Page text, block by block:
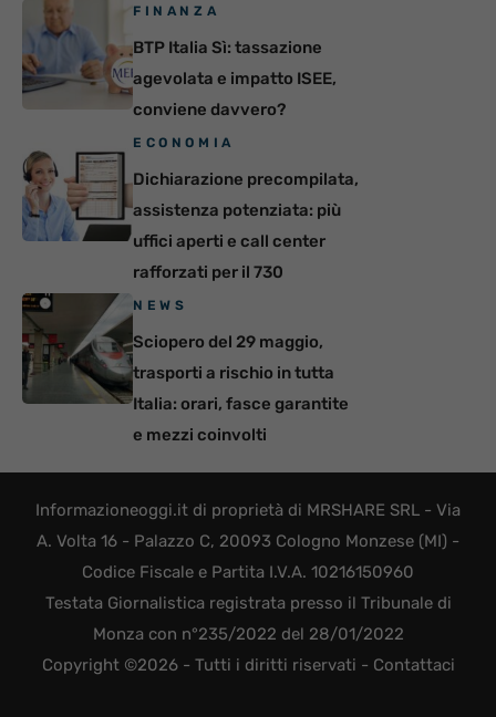
FINANZA
BTP Italia Sì: tassazione
agevolata e impatto ISEE,
conviene davvero?
ECONOMIA
Dichiarazione precompilata,
assistenza potenziata: più
uffici aperti e call center
rafforzati per il 730
NEWS
Sciopero del 29 maggio,
trasporti a rischio in tutta
Italia: orari, fasce garantite
e mezzi coinvolti
Informazioneoggi.it di proprietà di MRSHARE SRL - Via
A. Volta 16 - Palazzo C, 20093 Cologno Monzese (MI) -
Codice Fiscale e Partita I.V.A. 10216150960
Testata Giornalistica registrata presso il Tribunale di
Monza con n°235/2022 del 28/01/2022
Copyright ©2026 - Tutti i diritti riservati - Contattaci